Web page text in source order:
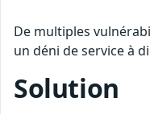
De multiples
un déni de service à
Solution